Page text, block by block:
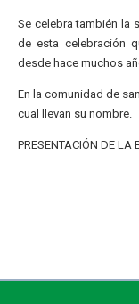
Se celebra también la
de esta celebración
desde hace muchos
En la comunidad de
cual llevan su nombre.
PRESENTACIÓN DE LA